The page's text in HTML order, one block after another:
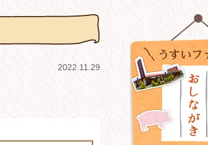
2022.11.29